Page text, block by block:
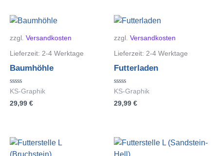
zzgl. Versandkosten
Lieferzeit: 2-4 Werktage
Baumhöhle
Bewertet
0
KS-Graphik
29,99 €
zzgl. Versandkosten
Lieferzeit: 2-4 Werktage
Futterladen
Bewertet
0
KS-Graphik
29,99 €